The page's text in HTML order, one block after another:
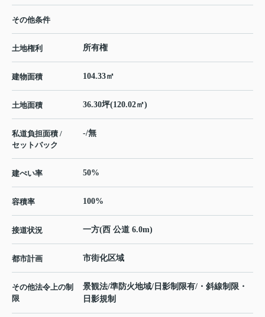
その他条件
土地権利 所有権
建物面積 104.33㎡
土地面積 36.30坪(120.02㎡)
私道負担面積 /
セットバック
-/無
建ぺい率 50%
容積率 100%
接道状況 一方(西 公道 6.0m)
都市計画 市街化区域
その他法令上の制
限
景観法/準防火地域/日影制限有/・斜線制限・
日影規制